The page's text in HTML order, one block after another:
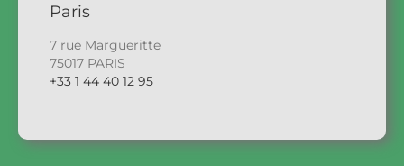
Paris
7 rue Margueritte
75017 PARIS
+33 1 44 40 12 95